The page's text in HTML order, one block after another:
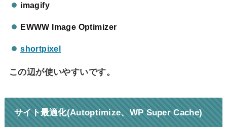
imagify
EWWW Image Optimizer
shortpixel
この辺が使いやすいです。
サイト最適化(Autoptimize、WP Super Cache)